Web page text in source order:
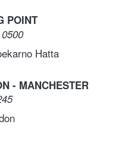
POINT
Hatta
- MANCHESTER